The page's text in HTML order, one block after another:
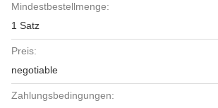
Mindestbestellmenge:
1 Satz
Preis:
negotiable
Zahlungsbedingungen: